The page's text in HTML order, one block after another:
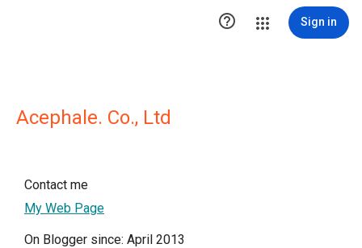
 Sign in
Acephale. Co., Ltd
Contact me
My Web Page
On Blogger since: April 2013